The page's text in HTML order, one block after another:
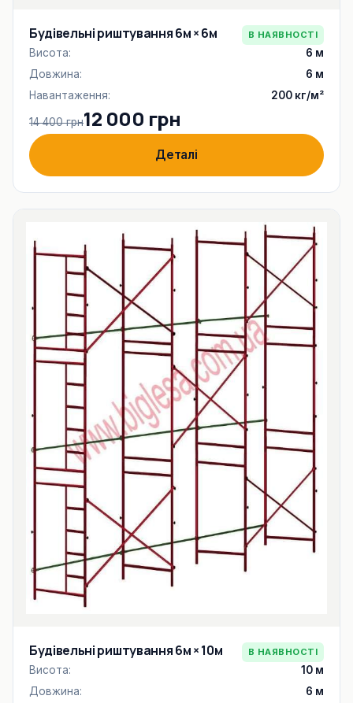
Будівельні риштування 6м × 6м В НАЯВНОСТІ
Висота:
6 м
Довжина:
6 м
Навантаження:
200 кг/м²
14 400 грн12 000 грн
Деталі
Будівельні риштування 6м × 10м В НАЯВНОСТІ
Висота:
10 м
Довжина:
6 м